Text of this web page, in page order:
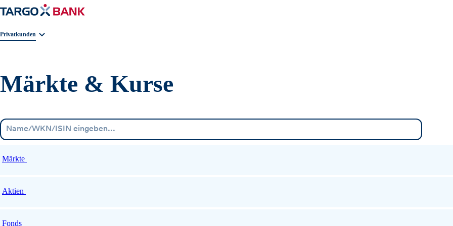
Geschäftsbereichnavigation. Aktuelle Auswahl:
Privatkunden
Märkte & Kurse
Märkte
Aktien
Fonds